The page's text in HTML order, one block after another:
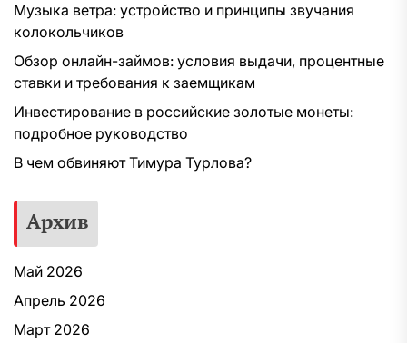
Музыка ветра: устройство и принципы звучания
колокольчиков
Обзор онлайн-займов: условия выдачи, процентные
ставки и требования к заемщикам
Инвестирование в российские золотые монеты:
подробное руководство
В чем обвиняют Тимура Турлова?
Архив
Май 2026
Апрель 2026
Март 2026